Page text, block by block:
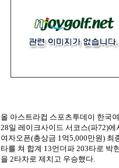
올 아스트라컵 스포츠투데이 한국
28일 레이크사이드 서코스(파72)
여자오픈(총상금 1억5,000만원) 최
타를 쳐 합계 13언더파 203타로 박
을 2타차로 제치고 우승했다.